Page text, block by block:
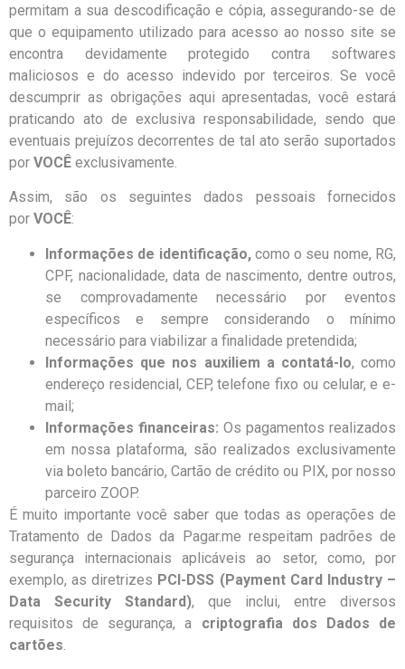
permitam a sua descodificação e cópia, assegurando-se de
que o equipamento utilizado para acesso ao nosso site se
encontra devidamente protegido contra softwares
maliciosos e do acesso indevido por terceiros. Se você
descumprir as obrigações aqui apresentadas, você estará
praticando ato de exclusiva responsabilidade, sendo que
eventuais prejuízos decorrentes de tal ato serão suportados
por VOCÊ exclusivamente.
Assim, são os seguintes dados pessoais fornecidos
por VOCÊ:
Informações de identificação,como o seu nome, RG,
CPF, nacionalidade, data de nascimento, dentre outros,
se comprovadamente necessário por eventos
específicos e sempre considerando o mínimo
necessário para viabilizar a finalidade pretendida;
Informações que nos auxiliem a contatá-lo, como
endereço residencial, CEP, telefone fixo ou celular, e e-
mail;
Informações financeiras: Os pagamentos realizados
em nossa plataforma, são realizados exclusivamente
via boleto bancário, Cartão de crédito ou PIX, por nosso
parceiro ZOOP.
É muito importante você saber que todas as operações de
Tratamento de Dados da Pagar.me respeitam padrões de
segurança internacionais aplicáveis ao setor, como, por
exemplo, as diretrizes PCI-DSS (Payment Card Industry –
Data Security Standard), que inclui, entre diversos
requisitos de segurança, a criptografia dos Dados de
cartões